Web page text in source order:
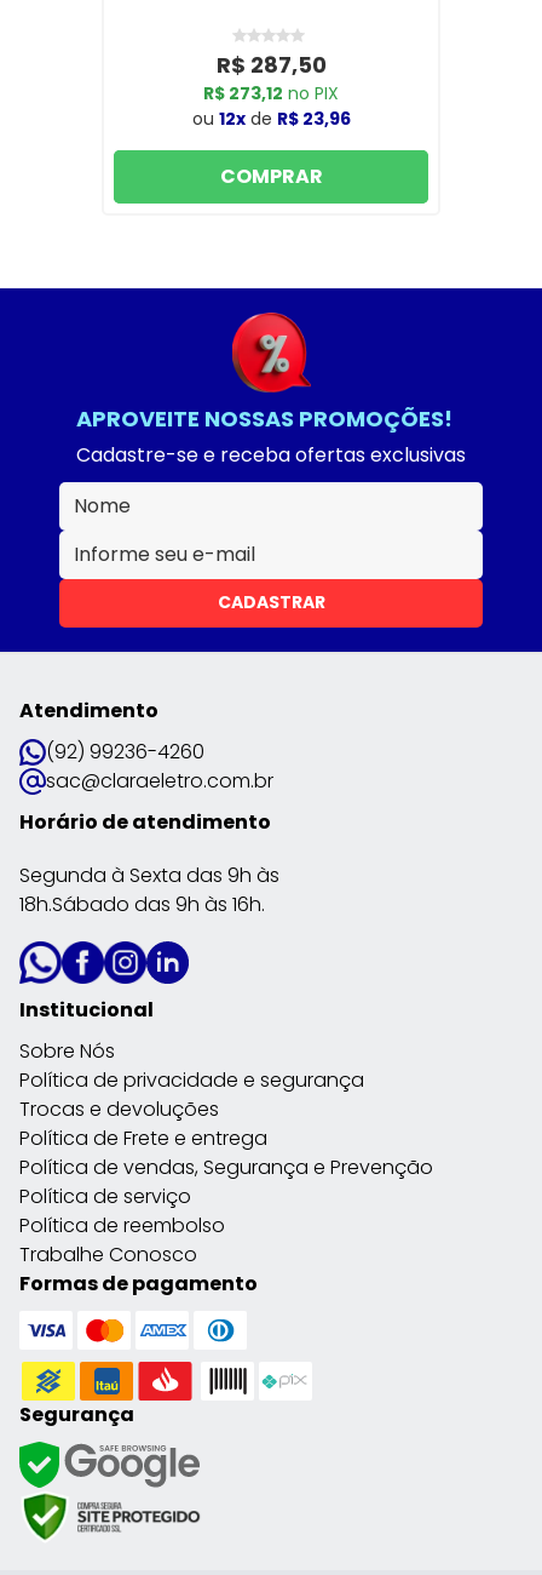
R$ 287,50
R$ 273,12 no PIX
ou 12xde R$ 23,96
COMPRAR
APROVEITE NOSSAS PROMOÇÕES!
Cadastre-se e receba ofertas exclusivas
CADASTRAR
Atendimento
(92) 99236-4260
sac@claraeletro.com.br
Horário de atendimento
Segunda à Sexta das 9h às
18h.Sábado das 9h às 16h.
Institucional
Sobre Nós
Política de privacidade e segurança
Trocas e devoluções
Política de Frete e entrega
Política de vendas, Segurança e Prevenção
Política de serviço
Política de reembolso
Trabalhe Conosco
Formas de pagamento
Segurança